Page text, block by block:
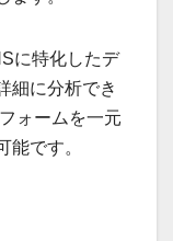
に特化したデ
細に分析でき
ォームを一元
能です。